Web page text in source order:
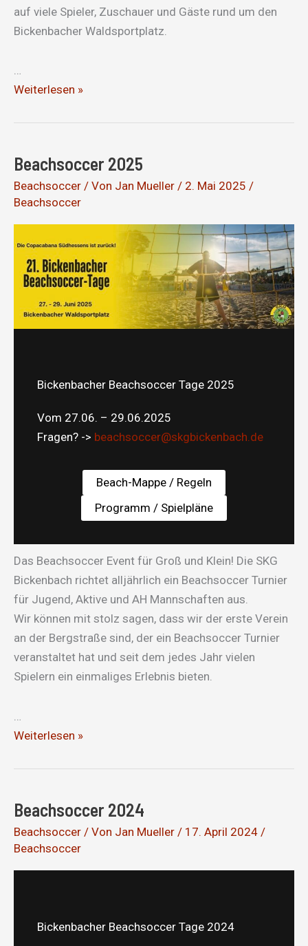
auf viele Spieler, Zuschauer und Gäste rund um den
Bickenbacher Waldsportplatz.
…
Beachsoccer
Weiterlesen »
Beachsoccer 2025
Beachsoccer / Von Jan Mueller / 2. Mai 2025 /
Beachsoccer
Bickenbacher Beachsoccer Tage 2025
Vom 27.06. – 29.06.2025
Fragen? -> beachsoccer@skgbickenbach.de
Beach-Mappe / Regeln
Programm / Spielpläne
Das Beachsoccer Event für Groß und Klein! Die SKG
Bickenbach richtet alljährlich ein Beachsoccer Turnier
für Jugend, Aktive und AH Mannschaften aus.
Wir können mit stolz sagen, dass wir der erste Verein
an der Bergstraße sind, der ein Beachsoccer Turnier
veranstaltet hat und seit dem jedes Jahr vielen
Spielern ein einmaliges Erlebnis bieten.
…
Beachsoccer
Weiterlesen »
Beachsoccer 2024
Beachsoccer / Von Jan Mueller / 17. April 2024 /
Beachsoccer
Bickenbacher Beachsoccer Tage 2024